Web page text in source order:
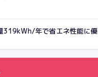
319kWh/年で省エネ性能に